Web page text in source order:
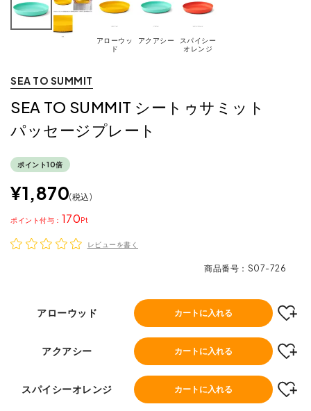
アローウッ
ド
アクアシー
スパイシー
オレンジ
SEA TO SUMMIT
SEA TO SUMMIT シートゥサミット
パッセージプレート
ポイント10倍
¥1,870 税込
170
ポイント
レビューを書く
商品番号 S07-726
アローウッド カートに入れる
アクアシー カートに入れる
スパイシーオレンジ カートに入れる